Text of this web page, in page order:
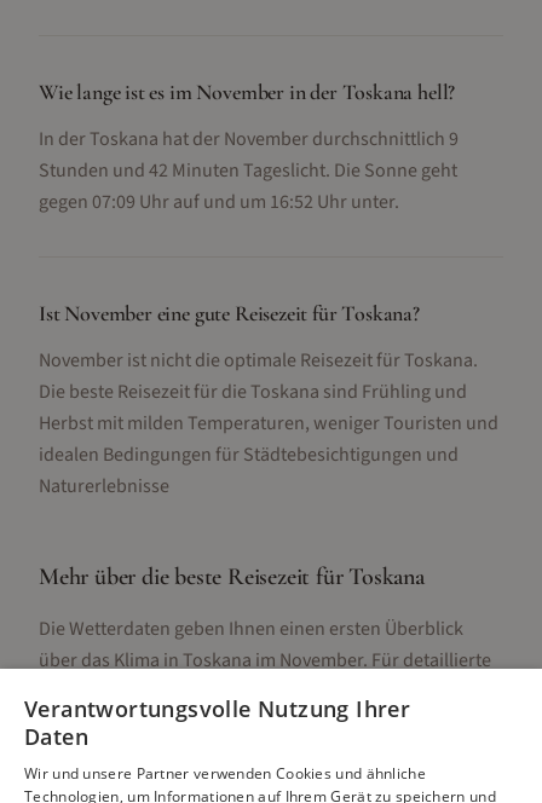
Wie lange ist es im November in der Toskana hell?
In der Toskana hat der November durchschnittlich 9
Stunden und 42 Minuten Tageslicht. Die Sonne geht
gegen 07:09 Uhr auf und um 16:52 Uhr unter.
Ist November eine gute Reisezeit für Toskana?
November ist nicht die optimale Reisezeit für Toskana.
Die beste Reisezeit für die Toskana sind Frühling und
Herbst mit milden Temperaturen, weniger Touristen und
idealen Bedingungen für Städtebesichtigungen und
Naturerlebnisse
Mehr über die beste Reisezeit für Toskana
Die Wetterdaten geben Ihnen einen ersten Überblick
über das Klima inToskana im November. Für detaillierte
Unterschieden, Aktivitäten und Reisetipps besuchen Sie
Verantwortungsvolle Nutzung Ihrer
Daten
Wir und unsere Partner verwenden Cookies und ähnliche
Technologien, um Informationen auf Ihrem Gerät zu speichern und